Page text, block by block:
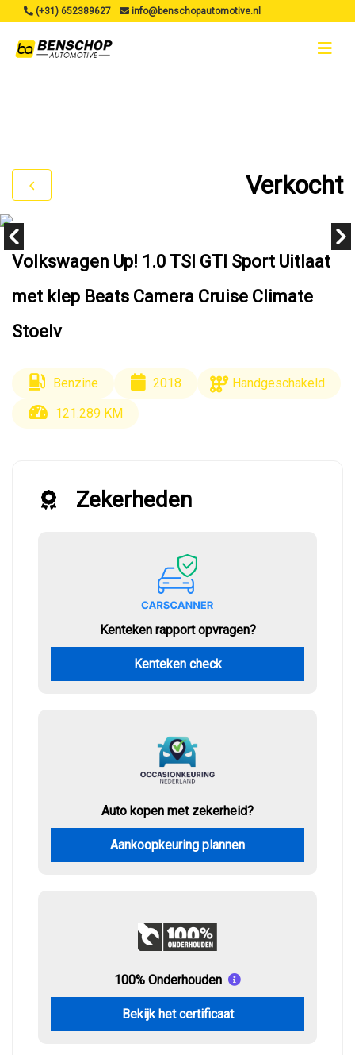
(+31) 652389627 info@benschopautomotive.nl
Verkocht
Volkswagen Up! 1.0 TSI GTI Sport Uitlaat
met klep Beats Camera Cruise Climate
Stoelv
Benzine 2018
Handgeschakeld
121.289 KM
Zekerheden
Kenteken rapport opvragen?
Kenteken check
Auto kopen met zekerheid?
Aankoopkeuring plannen
100% Onderhouden
Bekijk het certificaat